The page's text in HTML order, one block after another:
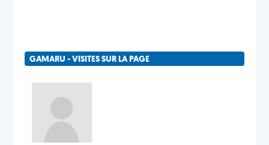
GAMARU - VISITES SUR LA PAGE